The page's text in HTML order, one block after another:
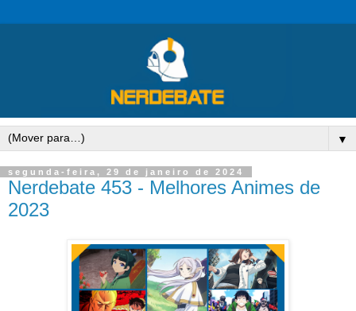
▼
segunda-feira, 29 de janeiro de 2024
Nerdebate 453 - Melhores Animes de
2023